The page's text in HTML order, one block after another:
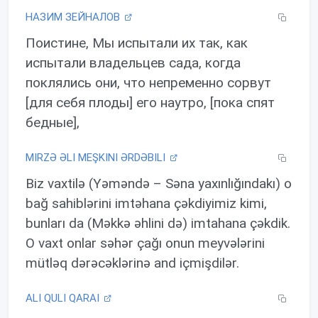
НАЗИМ ЗЕЙНАЛОВ
Поистине, Мы испытали их так, как
испытали владельцев сада, когда
поклялись они, что непременно сорвут
[для себя плоды] его наутро, [пока спят
бедные],
MIRZƏ ƏLI MEŞKINI ƏRDƏBILI
Biz vaxtilə (Yəməndə – Səna yaxınlığındakı) o
bağ sahiblərini imtəhana çəkdiyimiz kimi,
bunları da (Məkkə əhlini də) imtahana çəkdik.
O vaxt onlar səhər çağı onun meyvələrini
mütləq dərəcəklərinə and içmişdilər.
ALI QULI QARAI